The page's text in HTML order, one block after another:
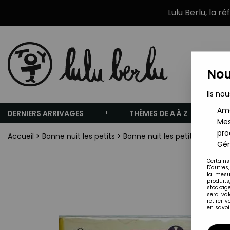
Lulu Berlu, la
DERNIERS ARRIVAGES THÈMES DE A À Z
Accueil > Bonne nuit les petits > Bonne nuit les petits
Ils
la
sera
retirer
en